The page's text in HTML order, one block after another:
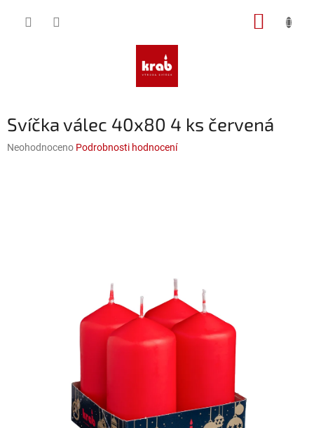
Svíčka válec 40x80 4 ks červená
Průměrné
Neohodnoceno Podrobnosti hodnocení